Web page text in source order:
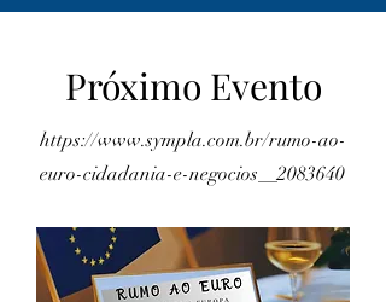
Próximo Evento
https://www.sympla.com.br/rumo-ao-
euro-cidadania-e-negocios__2083640